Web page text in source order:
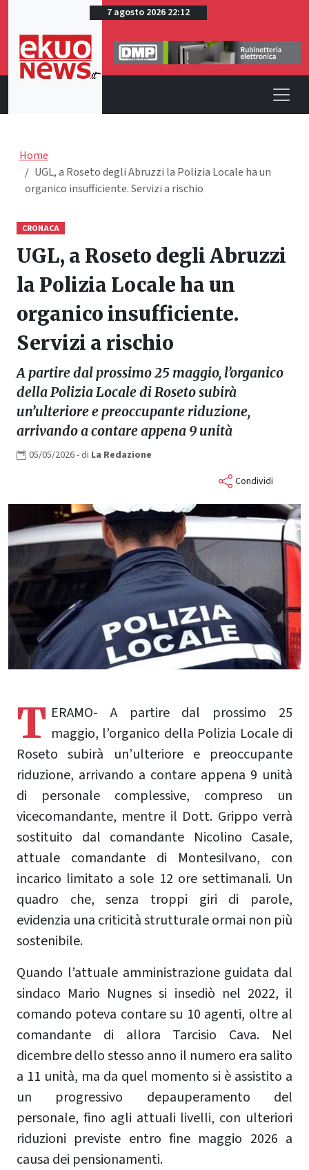
7 agosto 2026 22:12
Home
UGL, a Roseto degli Abruzzi la Polizia Locale ha un
organico insufficiente. Servizi a rischio
CRONACA
UGL, a Roseto degli Abruzzi
la Polizia Locale ha un
organico insufficiente.
Servizi a rischio
A partire dal prossimo 25 maggio, l’organico
della Polizia Locale di Roseto subirà
un’ulteriore e preoccupante riduzione,
arrivando a contare appena 9 unità
05/05/2026- di La Redazione
Condividi
T ERAMO- A partire dal prossimo 25
maggio, l’organico della Polizia Locale di
Roseto subirà un’ulteriore e preoccupante
riduzione, arrivando a contare appena 9 unità
di personale complessive, compreso un
vicecomandante, mentre il Dott. Grippo verrà
sostituito dal comandante Nicolino Casale,
attuale comandante di Montesilvano, con
incarico limitato a sole 12 ore settimanali. Un
quadro che, senza troppi giri di parole,
evidenzia una criticità strutturale ormai non più
sostenibile.
Quando l’attuale amministrazione guidata dal
sindaco Mario Nugnes si insediò nel 2022, il
comando poteva contare su 10 agenti, oltre al
comandante di allora Tarcisio Cava. Nel
dicembre dello stesso anno il numero era salito
a 11 unità, ma da quel momento si è assistito a
un progressivo depauperamento del
personale, fino agli attuali livelli, con ulteriori
riduzioni previste entro fine maggio 2026 a
causa dei pensionamenti.